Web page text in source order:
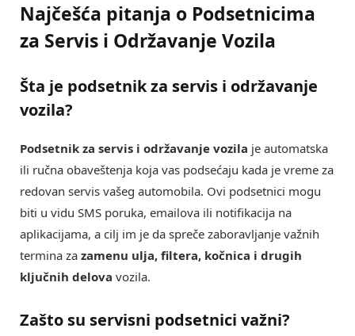
Najčešća pitanja o Podsetnicima
za Servis i Održavanje Vozila
Šta je podsetnik za servis i održavanje
vozila?
Podsetnik za servis i održavanje vozila je automatska
ili ručna obaveštenja koja vas podsećaju kada je vreme za
redovan servis vašeg automobila. Ovi podsetnici mogu
biti u vidu SMS poruka, emailova ili notifikacija na
aplikacijama, a cilj im je da spreče zaboravljanje važnih
termina za zamenu ulja, filtera, kočnica i drugih
ključnih delova vozila.
Zašto su servisni podsetnici važni?